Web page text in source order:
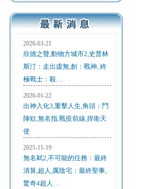
2026-03-21
欣德之聲,動物方城市2,史普林
斯汀：走出虛無,創：戰神, 終
極戰士：殺…
2026-01-22
出神入化3,重擊人生,角頭：鬥
陣欸,無名指,戰疫前線,捍衛天
使
2025-11-19
無名弒2,不可能的任務：最終
清算,超人,厲陰宅：最終聖事,
驚奇4超人…